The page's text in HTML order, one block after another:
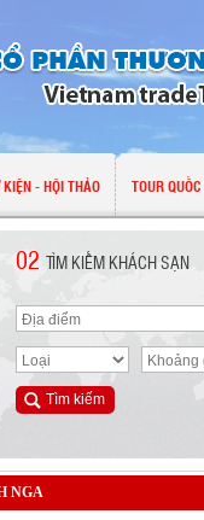
- HỘI THẢO TOUR
02 TÌM KIẾM KHÁCH SẠN
NGA